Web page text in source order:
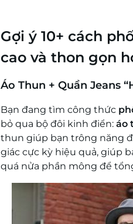
Gợi ý 10+ cách
cao và thon gọn
Áo Thun + Quần Jeans
Bạn đang tìm công thức
bỏ qua bộ đôi kinh điển: áo
thun giúp bạn trông năng
giác cực kỳ hiệu quả, giúp
quá nửa phần mông để